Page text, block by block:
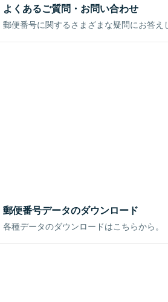
よくあるご質問・お問い合わせ
郵便番号に関するさまざまな疑問にお答え
郵便番号データのダウンロード
各種データのダウンロードはこちらから。